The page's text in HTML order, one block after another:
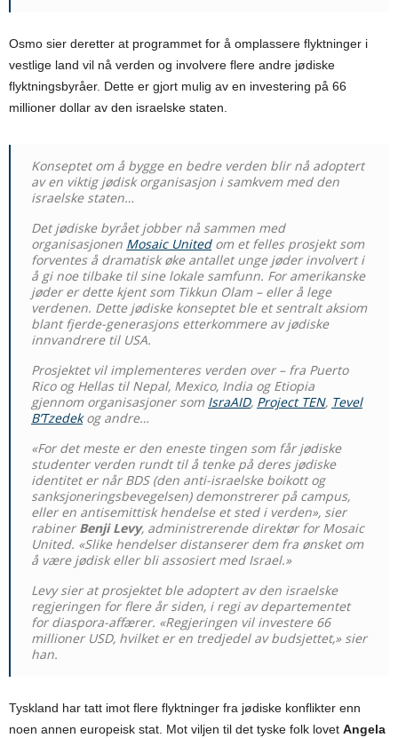
Osmo sier deretter at programmet for å omplassere flyktninger i
vestlige land vil nå verden og involvere flere andre jødiske
flyktningsbyråer. Dette er gjort mulig av en investering på 66
millioner dollar av den israelske staten.
Konseptet om å bygge en bedre verden blir nå adoptert
av en viktig jødisk organisasjon i samkvem med den
israelske staten…
Det jødiske byrået jobber nå sammen med
organisasjonen Mosaic Unitedom et felles prosjekt som
forventes å dramatisk øke antallet unge jøder involvert i
å gi noe tilbake til sine lokale samfunn. For amerikanske
jøder er dette kjent som Tikkun Olam – eller å lege
verdenen. Dette jødiske konseptet ble et sentralt aksiom
blant fjerde-generasjons etterkommere av jødiske
innvandrere til USA.
Prosjektet vil implementeres verden over – fra Puerto
Rico og Hellas til Nepal, Mexico, India og Etiopia
gjennom organisasjoner som IsraAID, Project TEN, Tevel
B’Tzedekog andre…
«For det meste er den eneste tingen som får jødiske
studenter verden rundt til å tenke på deres jødiske
identitet er når BDS (den anti-israelske boikott og
sanksjoneringsbevegelsen) demonstrerer på campus,
eller en antisemittisk hendelse et sted i verden», sier
rabiner Benji Levy, administrerende direktør for Mosaic
United. «Slike hendelser distanserer dem fra ønsket om
å være jødisk eller bli assosiert med Israel.»
Levy sier at prosjektet ble adoptert av den israelske
regjeringen for flere år siden, i regi av departementet
for diaspora-affærer. «Regjeringen vil investere 66
millioner USD, hvilket er en tredjedel av budsjettet,» sier
han.
Tyskland har tatt imot flere flyktninger fra jødiske konflikter enn
noen annen europeisk stat. Mot viljen til det tyske folk lovet Angela